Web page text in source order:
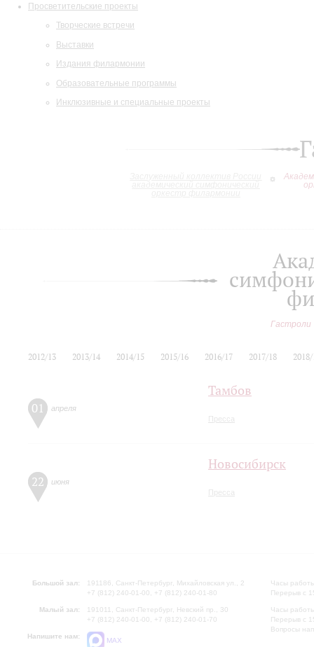
Просветительские проекты
Творческие встречи
Выставки
Издания филармонии
Образовательные программы
Инклюзивные и специальные проекты
Гастроли
2012/13 2013/14 2014/15 2015/16 2016/17 2017/18
01 апреля
Тамбов
Пресса
22 июня
Новосибирск
Пресса
Большой зал:
191186, Санкт-Петербург, Михайловская ул., 2
+7 (812) 240-01-00, +7 (812) 240-01-80
Малый зал:
191011, Санкт-Петербург, Невский пр., 30
+7 (812) 240-01-00, +7 (812) 240-01-70
Напишите нам:
MAX
Часы
Перерыв с
Часы
Перерыв с
Вопросы